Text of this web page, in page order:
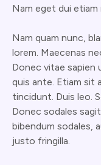
Nam eget dui etiam
Nam quam nunc,
lorem. Maecenas
Donec vitae sapien
quis ante. Etiam sit
tincidunt. Duis leo.
Donec sodales
bibendum sodales,
justo fringilla.